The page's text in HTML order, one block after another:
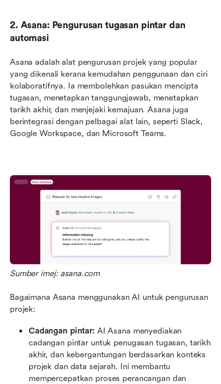
2. Asana: Pengurusan tugasan pintar dan
automasi
Asana adalah alat pengurusan projek yang popular
yang dikenali kerana kemudahan penggunaan dan ciri
kolaboratifnya. Ia membolehkan pasukan mencipta
tugasan, menetapkan tanggungjawab, menetapkan
tarikh akhir, dan menjejaki kemajuan. Asana juga
berintegrasi dengan pelbagai alat lain, seperti Slack,
Google Workspace, dan Microsoft Teams.
Sumber imej: asana.com
Bagaimana Asana menggunakan AI untuk pengurusan
projek:
Cadangan pintar: AI Asana menyediakan
cadangan pintar untuk penugasan tugasan, tarikh
akhir, dan kebergantungan berdasarkan konteks
projek dan data sejarah. Ini membantu
mempercepatkan proses perancangan dan